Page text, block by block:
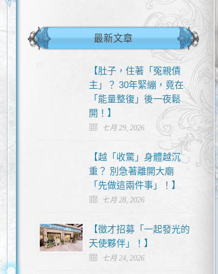
最新文章
【肚子，住著「冤親債
主」？ 30年緊繃，竟在
「能量整復」後一夜鬆
開！】
七月 29, 2026
【越「收驚」身體越沉
重？ 別急著離開大廟
「先做這兩件事」！】
七月 28, 2026
【徵才招募「一起發光的
天使夥伴」！】
七月 24, 2026